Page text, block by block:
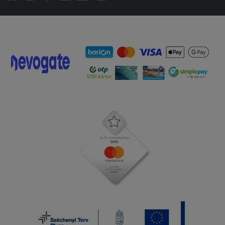
Gyors a kiszállítás, a futár
együttműködő, kedves.
3 óràt kellet vàrnom a kajàra ,vajon
elfogyott a juhtúró a gombàról majd
segitek a az alkamazottnak panírozni
és hogy kell jól megsütni a húsokat !!
Finom volt, viszont később tudtunk
nekiállni és már akkor vettük észre,
hogy nem volt rajta a 8db
fasírt....órákkal később már nem
gondoltuk,hogy érdemes reklamálni, de
2025-11-14 - Gyula: